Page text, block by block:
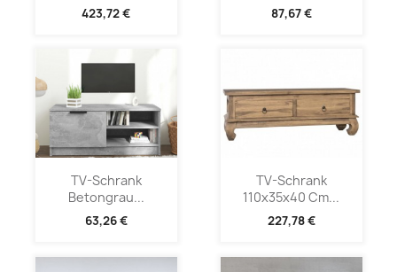
423,72 € 87,67 €
TV-Schrank
Betongrau...
63,26 €
TV-Schrank
110x35x40 Cm...
227,78 €